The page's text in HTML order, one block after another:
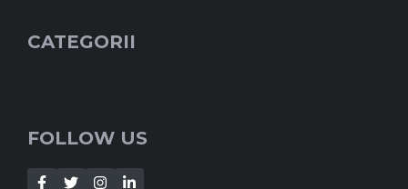
CATEGORII
FOLLOW US